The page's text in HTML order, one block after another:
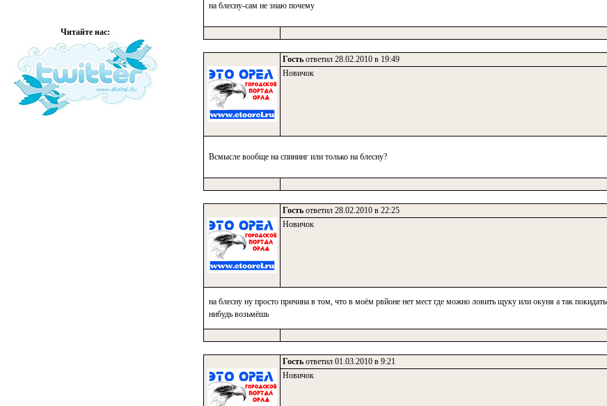
Читайте нас:
на блесну-сам не знаю почему
Гость ответил 28.02.2010 в 19:49
Новичок
Всмысле вообще на спининг или только на блесну?
Гость ответил 28.02.2010 в 22:25
Новичок
на блесну ну просто причина в том, что в моём рвйоне нет мест где можно ловить щуку или окуня а так
нибудь возьмёшь
Гость ответил 01.03.2010 в 9:21
Новичок